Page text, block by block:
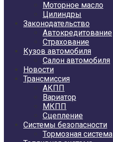
Моторное масло
Цилиндры
Законодательство
Автокредитование
Страхование
Кузов автомобиля
Салон автомобиля
Новости
Трансмиссия
АКПП
Вариатор
МКПП
Сцепление
Системы безопасности
Тормозная система